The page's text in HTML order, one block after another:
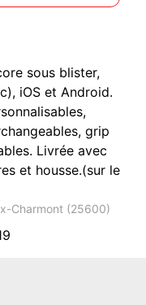
sous blister,
iOS et Android.
grip
Livrée avec
et housse.(sur le
Charmont (25600)